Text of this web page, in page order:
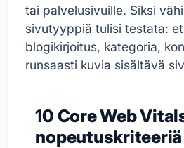
tai palvelusivuille. Siksi
sivutyyppiä tulisi testata:
blogikirjoitus, kategoria,
runsaasti kuvia sisältävä
10 Core Web
nopeutuskriteeriä